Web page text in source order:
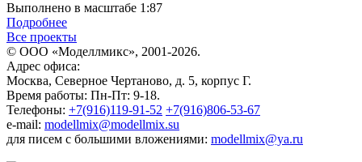
Выполнено в масштабе 1:87
Подробнее
Все проекты
© ООО «Моделлмикс», 2001-2026.
Адрес офиса:
Москва, Северное Чертаново, д. 5, корпус Г.
Время работы: Пн-Пт: 9-18.
Телефоны: +7(916)119-91-52 +7(916)806-53-67
e-mail: modellmix@modellmix.su
для писем с большими вложениями: modellmix@ya.ru